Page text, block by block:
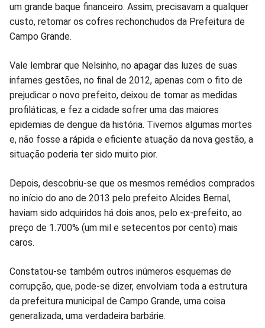
um grande baque financeiro. Assim, precisavam a qualquer
custo, retomar os cofres rechonchudos da Prefeitura de
Campo Grande.
Vale lembrar que Nelsinho, no apagar das luzes de suas
infames gestões, no final de 2012, apenas com o fito de
prejudicar o novo prefeito, deixou de tomar as medidas
profiláticas, e fez a cidade sofrer uma das maiores
epidemias de dengue da história. Tivemos algumas mortes
e, não fosse a rápida e eficiente atuação da nova gestão, a
situação poderia ter sido muito pior.
Depois, descobriu-se que os mesmos remédios comprados
no início do ano de 2013 pelo prefeito Alcides Bernal,
haviam sido adquiridos há dois anos, pelo ex-prefeito, ao
preço de 1.700% (um mil e setecentos por cento) mais
caros.
Constatou-se também outros inúmeros esquemas de
corrupção, que, pode-se dizer, envolviam toda a estrutura
da prefeitura municipal de Campo Grande, uma coisa
generalizada, uma verdadeira barbárie.